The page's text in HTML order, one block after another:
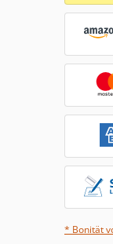
* Bonität